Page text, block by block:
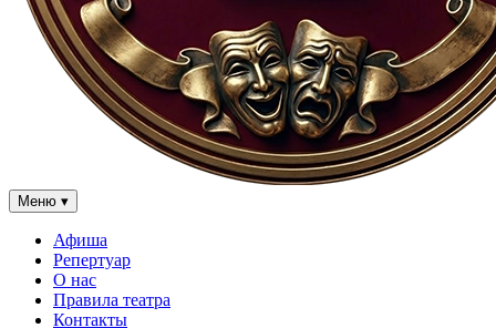
Меню ▾
Афиша
Репертуар
О нас
Правила театра
Контакты